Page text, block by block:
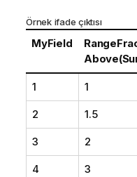
Örnek ifade çıktısı
MyField
1 1
2 1.5
3 2
4 3